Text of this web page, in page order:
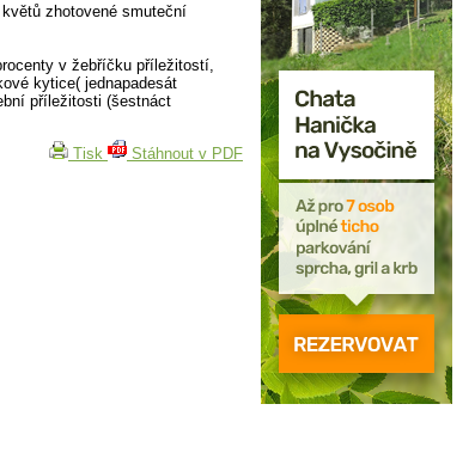
zhotovené smuteční
v žebříčku příležitostí,
kytice( jednapadesát
příležitosti (šestnáct
Tisk Stáhnout v PDF